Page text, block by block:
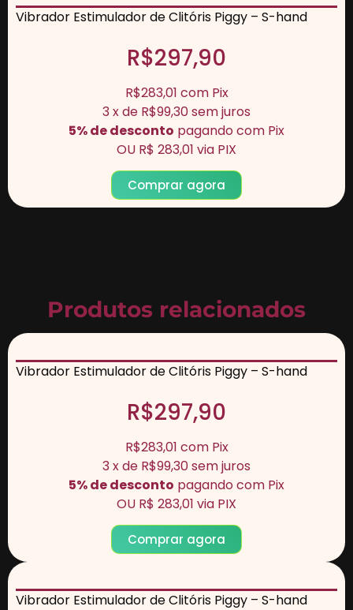
Vibrador Estimulador de Clitóris Piggy – S-hand
R$297,90
R$283,01 com Pix
3x de R$99,30sem juros
5% de desconto pagando com Pix
OU R$ 283,01 via PIX
Comprar agora
Produtos relacionados
Vibrador Estimulador de Clitóris Piggy – S-hand
R$297,90
R$283,01 com Pix
3x de R$99,30sem juros
5% de desconto pagando com Pix
OU R$ 283,01 via PIX
Comprar agora
Vibrador Estimulador de Clitóris Piggy – S-hand